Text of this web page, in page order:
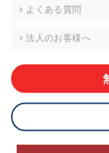
株式会社div 個人情
メールアドレス
ご本人様が当社に
応ができない場合
8.cookieにより取
当社は第三者が運
よくある質問
法人のお客様へ